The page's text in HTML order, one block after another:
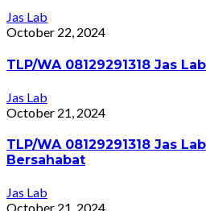
Jas Lab
October 22, 2024
TLP/WA 08129291318 Jas
Jas Lab
October 21, 2024
TLP/WA 08129291318 Jas
Bersahabat
Jas Lab
October 21, 2024